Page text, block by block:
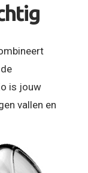
is jouw
vallen en